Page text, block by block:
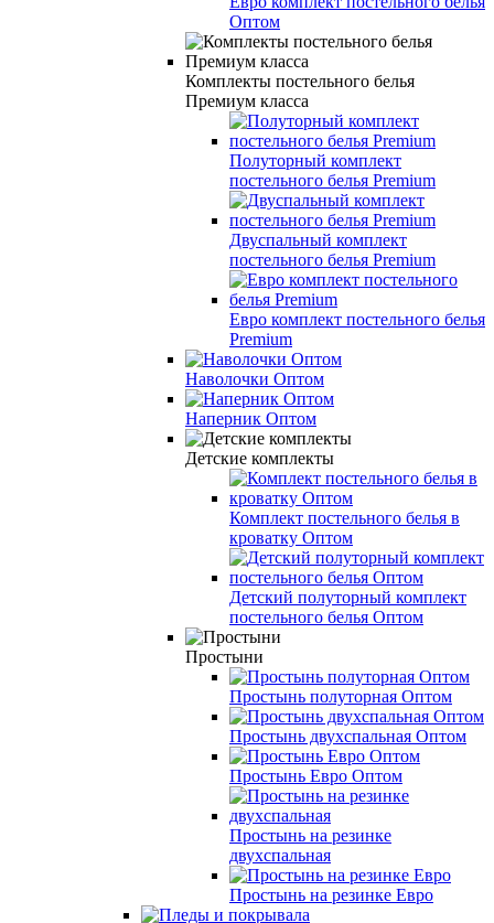
Оптом
Комплекты постельного белья
Премиум класса
Полуторный комплект
постельного белья Premium
Двуспальный комплект
постельного белья Premium
Евро комплект постельного белья
Premium
Наволочки Оптом
Наперник Оптом
Детские комплекты
Комплект постельного белья в
кроватку Оптом
Детский полуторный комплект
постельного белья Оптом
Простыни
Простынь полуторная Оптом
Простынь двухспальная Оптом
Простынь Евро Оптом
Простынь на резинке
двухспальная
Простынь на резинке Евро